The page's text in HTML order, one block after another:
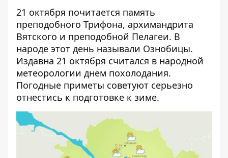
21 октября почитается память
преподобного Трифона, архимандрита
Вятского и преподобной Пелагеи. В
народе этот день называли Ознобицы.
Издавна 21 октября считался в народной
метеорологии днем похолодания.
Погодные приметы советуют серьезно
отнестись к подготовке к зиме.